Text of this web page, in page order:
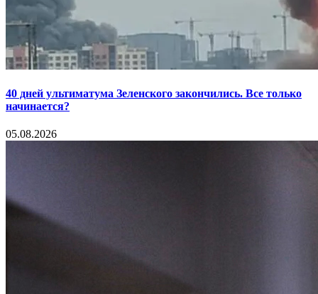
40 дней ультиматума Зеленского закончились. Все только
начинается?
05.08.2026